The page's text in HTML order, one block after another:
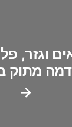
→
וגזר,
מתוק